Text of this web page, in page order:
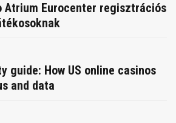
Atrium Eurocenter regisztrációs
guide: How US online casinos
and data